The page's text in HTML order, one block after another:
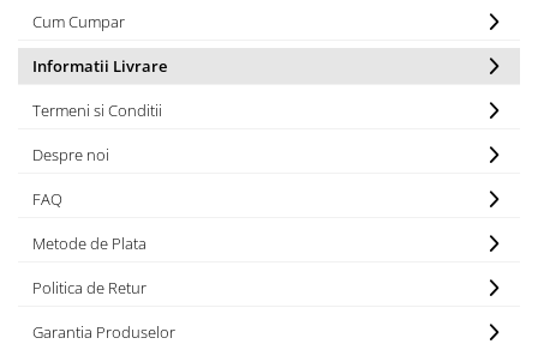
Cum Cumpar
Informatii Livrare
Termeni si Conditii
Despre noi
FAQ
Metode de Plata
Politica de Retur
Garantia Produselor